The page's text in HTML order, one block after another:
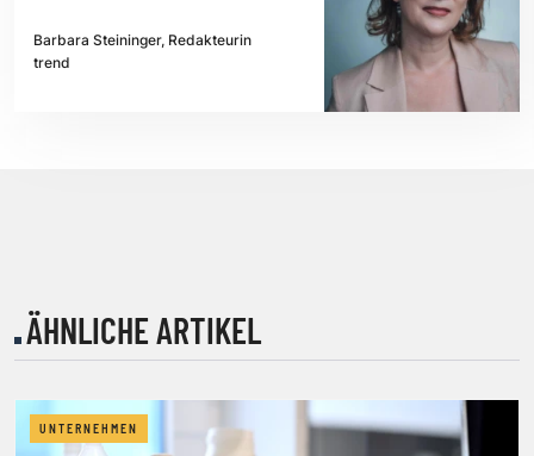
Barbara Steininger, Redakteurin
trend
ÄHNLICHE ARTIKEL
UNTERNEHMEN